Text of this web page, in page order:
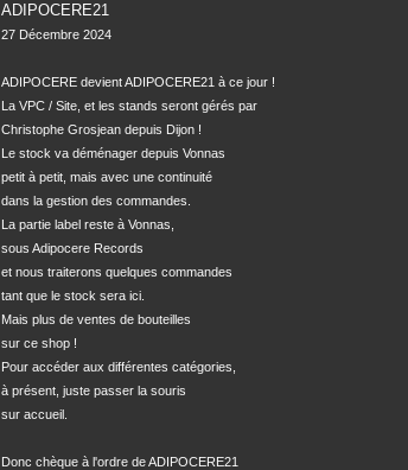
ADIPOCERE21
27 Décembre 2024
ADIPOCERE devient ADIPOCERE21 à ce jour !
La VPC / Site, et les stands seront gérés par
Christophe Grosjean depuis Dijon !
Le stock va déménager depuis Vonnas
petit à petit, mais avec une continuité
dans la gestion des commandes.
La partie label reste à Vonnas,
sous Adipocere Records
et nous traiterons quelques commandes
tant que le stock sera ici.
Mais plus de ventes de bouteilles
sur ce shop !
Pour accéder aux différentes catégories,
à présent, juste passer la souris
sur accueil.
Donc chèque à l'ordre de ADIPOCERE21